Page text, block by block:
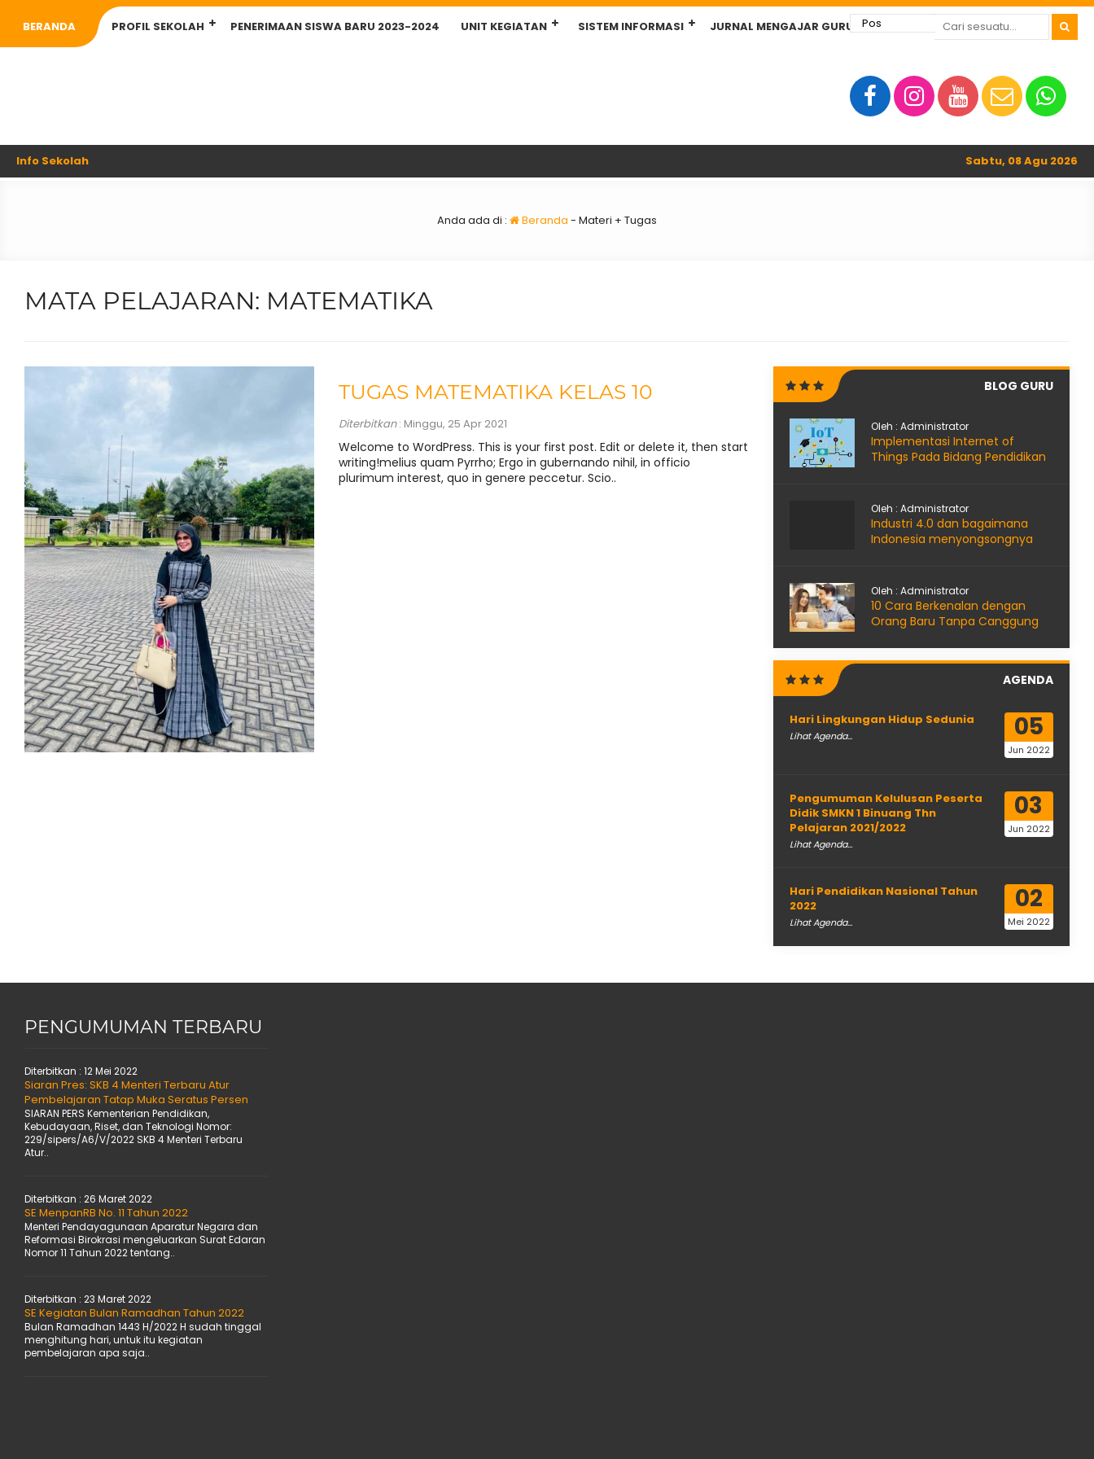
BERANDA PROFIL SEKOLAH PENERIMAAN SISWA BARU 2023-2024 UNIT KEGIATAN SISTEM INFORMASI JURNAL MENGAJAR GURU
Info Sekolah Sabtu, 08 Agu 2026
Anda ada di : Beranda - Materi + Tugas
MATA PELAJARAN: MATEMATIKA
TUGAS MATEMATIKA KELAS 10
Diterbitkan: Minggu, 25 Apr 2021
Welcome to WordPress. This is your first post. Edit or delete it, then start
writing!melius quam Pyrrho; Ergo in gubernando nihil, in officio
plurimum interest, quo in genere peccetur. Scio..
BLOG GURU
Oleh : Administrator
Implementasi Internet of
Things Pada Bidang Pendidikan
Oleh : Administrator
Industri 4.0 dan bagaimana
Indonesia menyongsongnya
Oleh : Administrator
10 Cara Berkenalan dengan
Orang Baru Tanpa Canggung
AGENDA
05
Jun 2022
Hari Lingkungan Hidup Sedunia
Lihat Agenda...
03
Jun 2022
Pengumuman Kelulusan Peserta
Didik SMKN 1 Binuang Thn
Pelajaran 2021/2022
Lihat Agenda...
02
Mei 2022
Hari Pendidikan Nasional Tahun
2022
Lihat Agenda...
PENGUMUMAN TERBARU
Diterbitkan : 12 Mei 2022
Siaran Pres: SKB 4 Menteri Terbaru Atur
Pembelajaran Tatap Muka Seratus Persen
SIARAN PERS Kementerian Pendidikan,
Kebudayaan, Riset, dan Teknologi Nomor:
229/sipers/A6/V/2022 SKB 4 Menteri Terbaru
Atur..
Diterbitkan : 26 Maret 2022
SE MenpanRB No. 11 Tahun 2022
Menteri Pendayagunaan Aparatur Negara dan
Reformasi Birokrasi mengeluarkan Surat Edaran
Nomor 11 Tahun 2022 tentang..
Diterbitkan : 23 Maret 2022
SE Kegiatan Bulan Ramadhan Tahun 2022
Bulan Ramadhan 1443 H/2022 H sudah tinggal
menghitung hari, untuk itu kegiatan
pembelajaran apa saja..